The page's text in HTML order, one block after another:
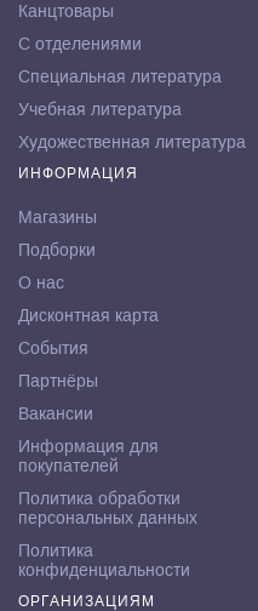
Канцтовары
С отделениями
Специальная литература
Учебная литература
Художественная литература
ИНФОРМАЦИЯ
Магазины
Подборки
О нас
Дисконтная карта
События
Партнёры
Вакансии
Информация для
покупателей
Политика обработки
персональных данных
Политика
конфиденциальности
ОРГАНИЗАЦИЯМ